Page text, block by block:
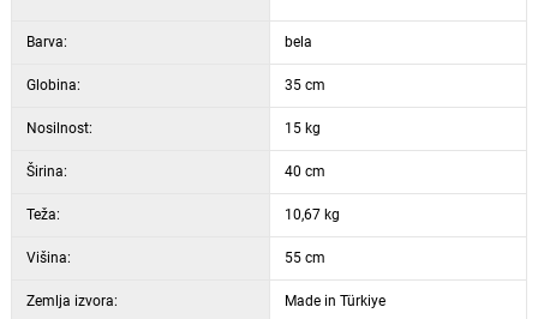
Barva: bela
Globina: 35 cm
Nosilnost: 15 kg
Širina: 40 cm
Teža: 10,67 kg
Višina: 55 cm
Zemlja izvora: Made in Türkiye